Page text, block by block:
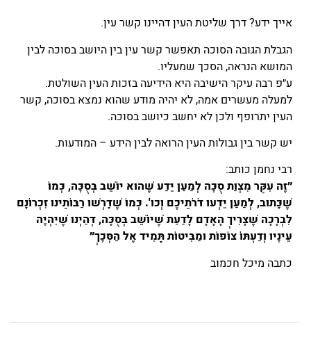
אייך ידע? דרך שליטת העין דהיינו קשר עין.
הגבלת הגובה הסוכה תאפשר קשר עין בין היושב בסוכה לבין
המושא הנראה, הסכך שמעליו.
ע״פ רבה עיקר הישיבה היא הידיעה בזכות העין השולטת.
למעלה מעשרים אמה, לא יהיה מודע שהוא נמצא בסוכה, קשר
העין יתרופף ולכן לא יחשב כיושב בסוכה.
יש קשר בין גבולות העין הרואה לבין הידע – המודעות.
רבי נחמן כותב:
״זֶה עִקַּר מִצְוַת סֻכָּה לְמַעַן יֵדַע שֶׁהוּא יוֹשֵׁב בְּסֻכָּה, כְּמוֹ
שֶׁכָּתוּב, לְמַעַן יֵדְעוּ דֹּרֹתֵיכֶם וְכוּ'. כְּמוֹ שֶׁדָּרְשׁוּ רַבּוֹתֵינוּ זִכְרוֹנָם
לִבְרָכָה שֶׁצָּרִיךְ הָאָדָם לָדַעַת שֶׁיּוֹשֵׁב בְּסֻכָּה, דְּהַיְנוּ שֶׁיִּהְיֶה
עֵינָיו וְדַעְתּוֹ צוֹפוֹת וּמַבִּיטוֹת תָּמִיד אֶל הַסְּכָךְ״
כתבה מיכל חכמוב